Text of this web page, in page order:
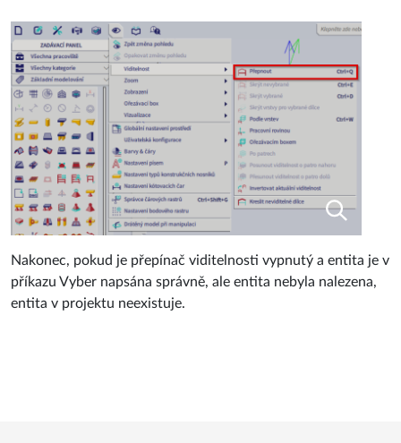
Nakonec, pokud je přepínač viditelnosti vypnutý a entita je v
příkazu Vyber napsána správně, ale entita nebyla nalezena,
entita v projektu neexistuje.